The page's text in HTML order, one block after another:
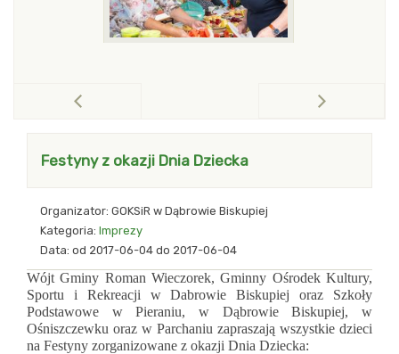
Festyny z okazji Dnia Dziecka
Organizator GOKSiR w Dąbrowie Biskupiej
Kategoria Imprezy
Data od 2017-06-04 do 2017-06-04
Wójt Gminy Roman Wieczorek, Gminny Ośrodek Kultury,
Sportu i Rekreacji w Dabrowie Biskupiej oraz Szkoły
Podstawowe w Pieraniu, w Dąbrowie Biskupiej, w
Ośniszczewku oraz w Parchaniu zapraszają wszystkie dzieci
na Festyny zorganizowane z okazji Dnia Dziecka: